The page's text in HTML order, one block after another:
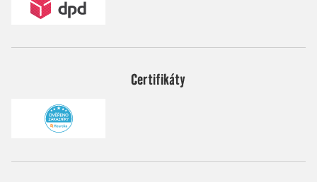
Certifikáty